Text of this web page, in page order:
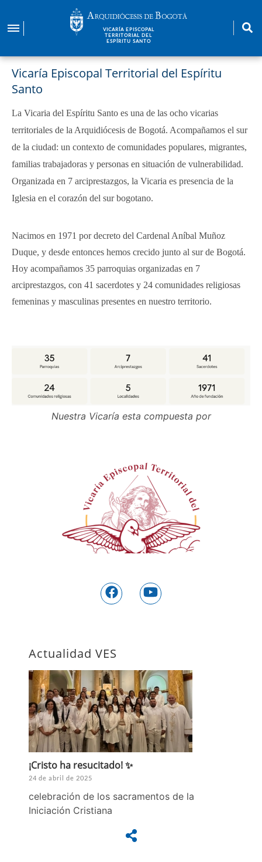
contenido
VICARÍA EPISCOPAL
TERRITORIAL DEL
ESPÍRITU SANTO
Vicaría Episcopal Territorial del Espíritu
Santo
La Vicaria del Espíritu Santo es una de las ocho vicarias
territoriales de la Arquidiócesis de Bogotá. Acompañamos el sur
de la ciudad: un contexto de comunidades populares, migrantes,
familias trabajadoras y personas en situación de vulnerabilidad.
Organizada en 7 arciprestazgos, la Vicaria es presencia de la
Iglesia en el corazón del sur bogotano.
Nacimos en 1971 por decreto del Cardenal Aníbal Muñoz
Duque, y desde entonces hemos crecido junto al sur de Bogotá.
Hoy acompañamos 35 parroquias organizadas en 7
arciprestazgos, con 41 sacerdotes y 24 comunidades religiosas
femeninas y masculinas presentes en nuestro territorio.
Nuestra Vicaría esta compuesta por
Actualidad VES
¡Cristo ha resucitado! ✨
24 de abril de 2025
celebración de los sacramentos de la
Iniciación Cristiana